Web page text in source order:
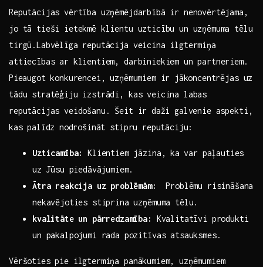
Reputācijas vērtība uzņēmējdarbībā ir nenovērtējama,
jo tā tieši ietekmē klientu ‍uzticību un uzņēmuma​ tēlu
tirgū.Labvēlīga reputācija veicina ilgtermiņa
attiecības​ ar klientiem, darbiniekiem un partneriem.
⁢Pieaugot konkurencei, uzņēmumiem ir⁤ jākoncentrējas uz
tādu stratēģiju ​izstrādi, kas veicina labas
reputācijas veidošanu. Šeit ir⁢ daži galvenie aspekti,
kas⁤ palīdz ⁣nodrošināt stipru reputāciju:
Uzticamība:
Klientiem jāzina, ⁤ka⁣ var paļauties
⁣uz Jūsu ‌piedāvājumiem.
Ātra reakcija uz problēmām:
​ Problēmu risināšana
nekavējoties stiprina uzņēmuma tēlu.
kvalitāte un pārredzamība:
Kvalitatīvi produkti
un pakalpojumi rada pozitīvas atsauksmes.
Vēršoties ‌pie ilgtermiņa panākumiem,‌ uzņēmumiem